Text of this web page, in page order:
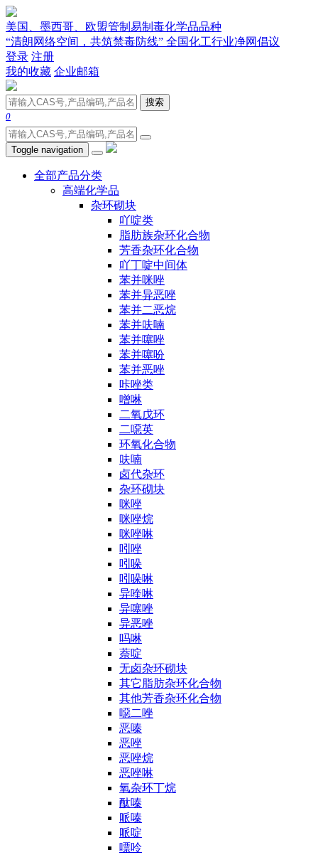
美国、墨西哥、欧盟管制易制毒化学品品种
“清朗网络空间，共筑禁毒防线” 全国化工行业净网倡议
登录 注册
我的收藏 企业邮箱
搜索
0
Toggle navigation
全部产品分类
高端化学品
杂环砌块
吖啶类
脂肪族杂环化合物
芳香杂环化合物
吖丁啶中间体
苯并咪唑
苯并异恶唑
苯并二恶烷
苯并呋喃
苯并噻唑
苯并噻吩
苯并恶唑
咔唑类
噌啉
二氧戊环
二噁英
环氧化合物
呋喃
卤代杂环
杂环砌块
咪唑
咪唑烷
咪唑啉
吲唑
吲哚
吲哚啉
异喹啉
异噻唑
异恶唑
吗啉
萘啶
无卤杂环砌块
其它脂肪杂环化合物
其他芳香杂环化合物
噁二唑
恶嗪
恶唑
恶唑烷
恶唑啉
氧杂环丁烷
酞嗪
哌嗪
哌啶
嘌呤